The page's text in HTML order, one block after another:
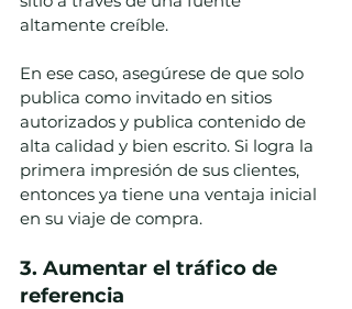
altamente creíble.
En ese caso, asegúrese de que solo
publica como invitado en sitios
autorizados y publica contenido de
alta calidad y bien escrito. Si logra la
primera impresión de sus clientes,
entonces ya tiene una ventaja inicial
en su viaje de compra.
3. Aumentar el tráfico de
referencia